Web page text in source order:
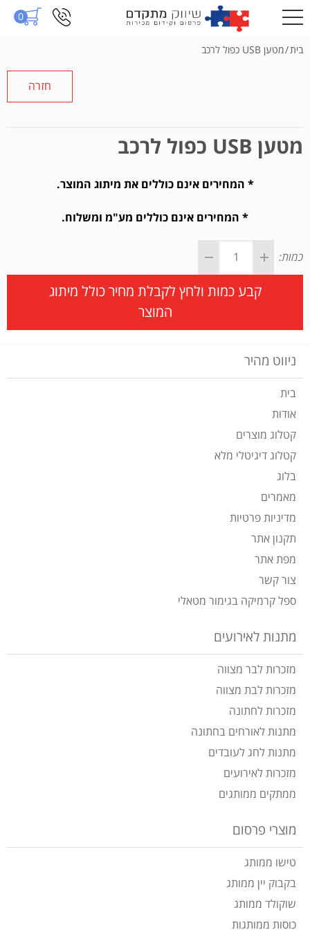
0
בית/מטען USB כפול לרכב
חזרה
מטען USB כפול לרכב
* המחירים אינם כוללים את מיתוג המוצר.
* המחירים אינם כוללים מע"מ ומשלוח.
כמות:
קבע כמות ולחץ לקבלת מחיר כולל מיתוג
המוצר
ניווט מהיר
בית
אודות
קטלוג מוצרים
קטלוג דיגיטלי מלא
בלוג
מאמרים
מדיניות פרטיות
תקנון אתר
מפת אתר
צור קשר
ספל קרמיקה בגימור מטאלי
מתנות לאירועים
מזכרות לבר מצווה
מזכרות לבת מצווה
מזכרות לחתונה
מתנות לאורחים בחתונה
מתנות לחג לעובדים
מזכרות לאירועים
ממתקים ממותגים
מוצרי פרסום
טישו ממותג
בקבוק יין ממותג
שוקולד ממותג
כוסות ממותגות